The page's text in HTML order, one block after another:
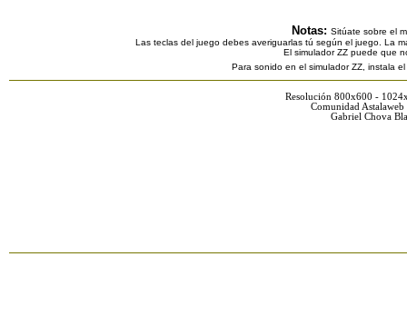
Notas: Sitúate sobre el
Las teclas del juego debes averiguarlas tú según el juego. La
El simulador ZZ puede que
Para sonido en el simulador ZZ, instala
Resolución 800x600 -
Comunidad
Gabriel Chova